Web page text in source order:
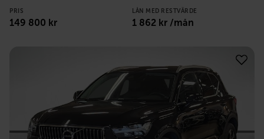
PRIS
149 800 kr
LÅN MED RESTVÄRDE
1 862 kr /mån